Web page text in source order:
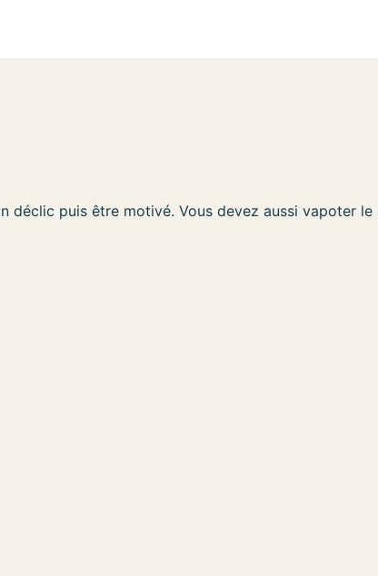
déclic puis être motivé. Vous devez aussi vapoter